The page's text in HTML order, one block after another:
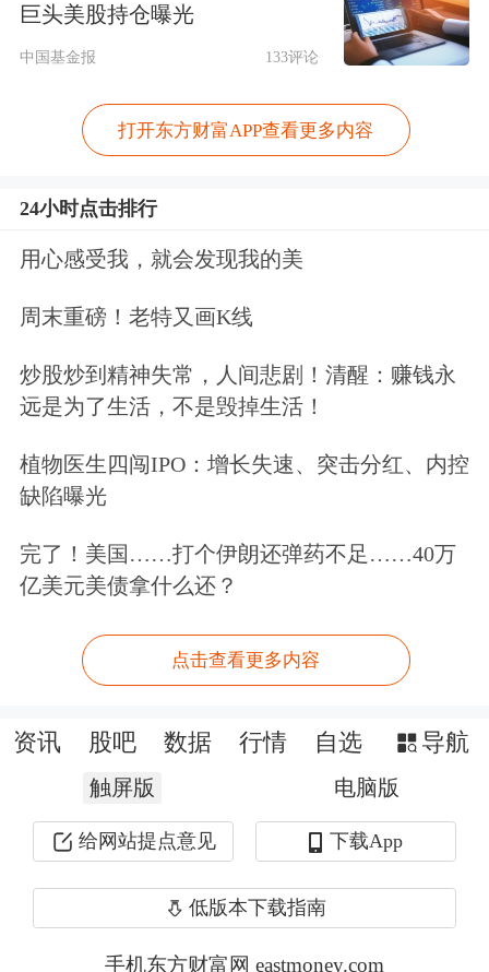
装载机市场同样延续高增长走势，行业
月各类装载机销量1.5万台，同比增长
销量8.21万台，同比增长26.7%。
行业呈现温和复苏态势
和复苏与结构优化并行的发展周期。
国内层面，大规模设备更新政策落地、
一揽子宏观增量政策托底，叠加制造
业“机器替人”的长期行业趋势，共同推
动国内工程机械市场景气度稳步回升。
海外层面，行业展现出极强的发展韧
性，非洲、东南亚等新兴市场基建需求
持续旺盛，助力国内工程机械企业不断
提升全球市场份额与整体盈利能力。
行业基本面持续向好、供需格局改善的
同时，海内外头部企业同步开启涨价模
式。从年初开始，三一重工、徐工机
巨头美股持仓曝光
中国基金报 133评论
打开东方财富APP查看更多内容
24小时点击排行
用心感受我，就会发现我的美
周末重磅！老特又画K线
炒股炒到精神失常，人间悲剧！清醒：赚钱永
远是为了生活，不是毁掉生活！
植物医生四闯IPO：增长失速、突击分红、内控
缺陷曝光
完了！美国……打个伊朗还弹药不足……40万
亿美元美债拿什么还？
点击查看更多内容
资讯 股吧 数据 行情 自选 导航
触屏版 电脑版
给网站提点意见 下载App
低版本下载指南
手机东方财富网 eastmoney.com